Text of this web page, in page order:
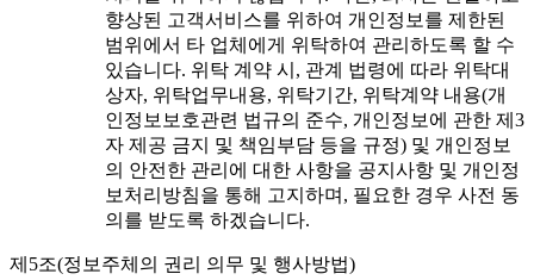
향상된 고객서비스를 위하여 개인정보를 제한된
범위에서 타 업체에게 위탁하여 관리하도록 할 수
있습니다. 위탁 계약 시, 관계 법령에 따라 위탁대
상자, 위탁업무내용, 위탁기간, 위탁계약 내용(개
인정보보호관련 법규의 준수, 개인정보에 관한 제3
자 제공 금지 및 책임부담 등을 규정) 및 개인정보
의 안전한 관리에 대한 사항을 공지사항 및 개인정
보처리방침을 통해 고지하며, 필요한 경우 사전 동
의를 받도록 하겠습니다.
제5조(정보주체의 권리 의무 및 행사방법)